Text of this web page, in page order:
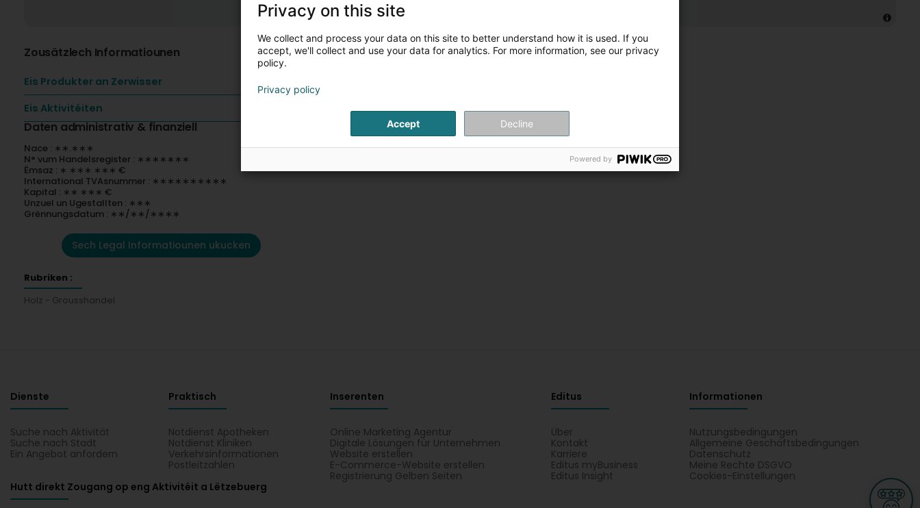
Zousätzlech Informatiounen
Eis Produkter an Zerwisser
Eis Aktivitéiten
Daten administrativ & finanziell
Nace : ∗∗.∗∗∗
N° vum Handelsregister : ∗∗∗∗∗∗∗
Ëmsaz : ∗ ∗∗∗ ∗∗∗ €
International TVAsnummer : ∗∗∗∗∗∗∗∗∗∗
Kapital : ∗∗ ∗∗∗ €
Unzuel un Ugestallten : ∗∗∗
Grënnungsdatum : ∗∗/∗∗/∗∗∗∗
Sech Legal Informatiounen ukucken
Rubriken :
Holz - Grousshandel
Dienste
Suche nach Aktivität
Suche nach Stadt
Ein Angebot anfordern
Praktisch
Notdienst Apotheken
Notdienst Kliniken
Verkehrsinformationen
Postleitzahlen
Inserenten
Online Marketing Agentur
Digitale Lösungen für Unternehmen
Website erstellen
E-Commerce-Website erstellen
Registrierung Gelben Seiten
Editus
Über
Kontakt
Karriere
Editus myBusiness
Editus Insight
Informationen
Nutzungsbedingungen
Allgemeine Geschäftsbedingungen
Datenschutz
Meine Rechte DSGVO
Cookies-Einstellungen
Hutt direkt Zougang op eng Aktivitéit a Lëtzebuerg
Privacy on this site
We collect and process your data on this site to better understand how it is used. If you
accept, we'll collect and use your data for analytics. For more information, see our privacy
policy.
Privacy policy
Accept Decline
Powered by